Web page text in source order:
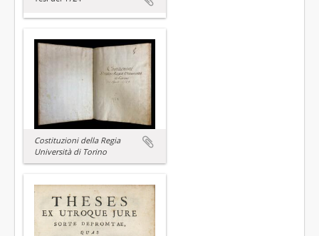
Costituzioni della Regia
Università di Torino